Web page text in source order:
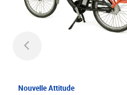
Nouvelle Attitude